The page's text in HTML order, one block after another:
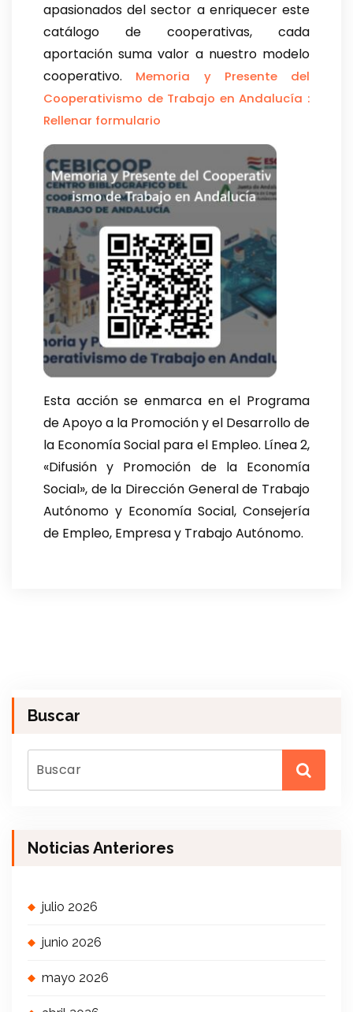
apasionados del sector a enriquecer este
catálogo de cooperativas, cada
aportación suma valor a nuestro modelo
cooperativo. Memoria y Presente del
Cooperativismo de Trabajo en Andalucía :
Rellenar formulario
Esta acción se enmarca en el Programa
de Apoyo a la Promoción y el Desarrollo de
la Economía Social para el Empleo. Línea 2,
«Difusión y Promoción de la Economía
Social», de la Dirección General de Trabajo
Autónomo y Economía Social, Consejería
de Empleo, Empresa y Trabajo Autónomo.
Buscar
Noticias Anteriores
julio 2026
junio 2026
mayo 2026